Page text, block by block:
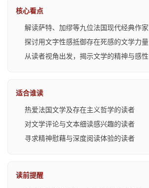
核心看点
解读萨特、加缪等九位法国现代经典作家
探讨用文字性感抵御存在死感的文学力量
从读者视角出发，揭示文学的精神与感性
适合谁读
热爱法国文学及存在主义哲学的读者
对文学评论与文本细读感兴趣的读者
寻求精神慰藉与深度阅读体验的读者
读前提醒